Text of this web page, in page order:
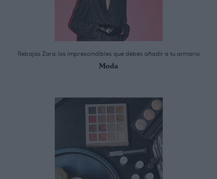
Rebajas Zara: los imprescindibles que debes añadir a tu armario
Moda